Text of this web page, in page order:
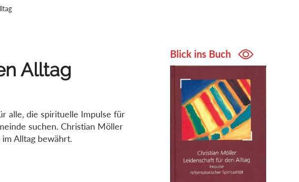
Alltag
alle, die spirituelle Impulse für
suchen. Christian Möller
Alltag bewährt.
Blick ins Buch